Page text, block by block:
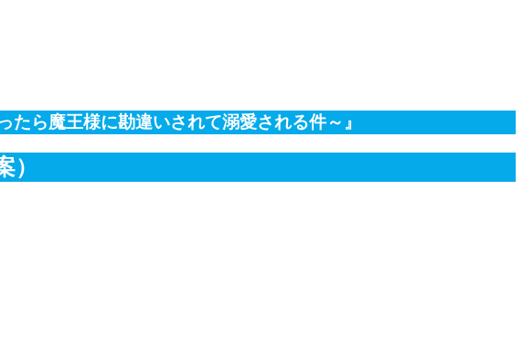
ら魔王様に勘違いされて溺愛される件～』